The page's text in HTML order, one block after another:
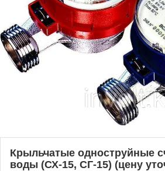
Крыльчатые одноструйные
воды (СХ-15, СГ-15) (цену